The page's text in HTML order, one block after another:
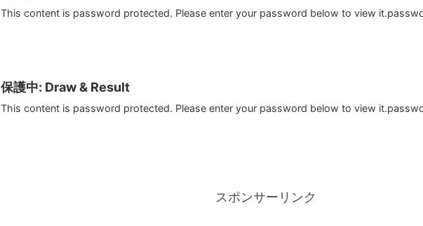
This content is password protected. Please enter your password below to view
保護中: Draw & Result
This content is password protected. Please enter your password below to view
スポンサーリンク